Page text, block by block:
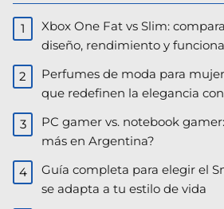
Xbox One Fat vs Slim:
diseño, rendimiento y
Perfumes de moda para
que redefinen la elegancia
PC gamer vs. notebook
más en Argentina?
Guía completa para elegir el
se adapta a tu estilo de vida